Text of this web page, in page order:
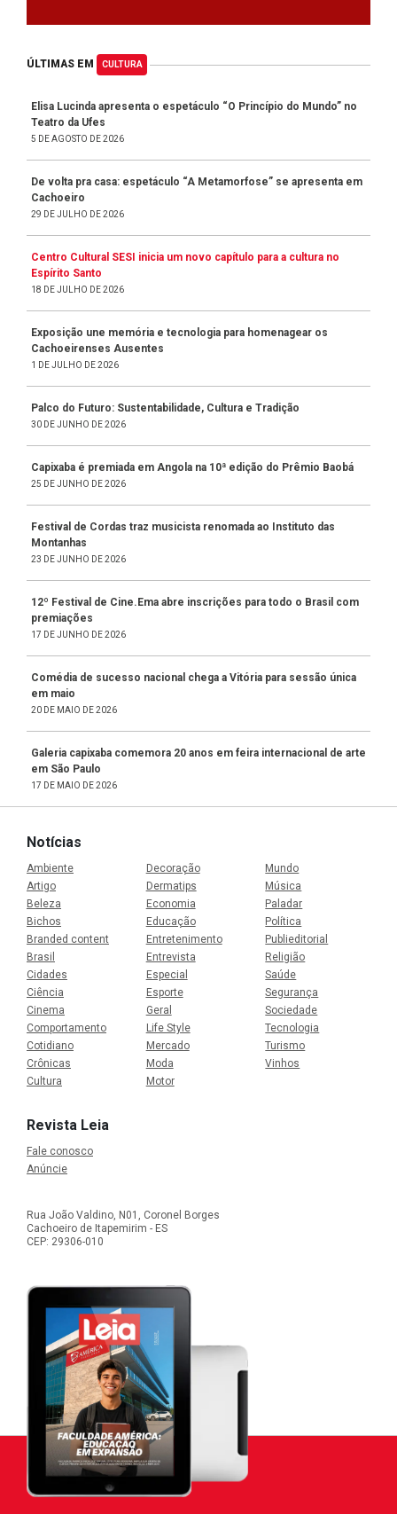
ÚLTIMAS EM CULTURA
Elisa Lucinda apresenta o espetáculo “O Princípio do Mundo” no
Teatro da Ufes
5 DE AGOSTO DE 2026
De volta pra casa: espetáculo “A Metamorfose” se apresenta em
Cachoeiro
29 DE JULHO DE 2026
Centro Cultural SESI inicia um novo capítulo para a cultura no
Espírito Santo
18 DE JULHO DE 2026
Exposição une memória e tecnologia para homenagear os
Cachoeirenses Ausentes
1 DE JULHO DE 2026
Palco do Futuro: Sustentabilidade, Cultura e Tradição
30 DE JUNHO DE 2026
Capixaba é premiada em Angola na 10ª edição do Prêmio Baobá
25 DE JUNHO DE 2026
Festival de Cordas traz musicista renomada ao Instituto das
Montanhas
23 DE JUNHO DE 2026
12º Festival de Cine.Ema abre inscrições para todo o Brasil com
premiações
17 DE JUNHO DE 2026
Comédia de sucesso nacional chega a Vitória para sessão única
em maio
20 DE MAIO DE 2026
Galeria capixaba comemora 20 anos em feira internacional de arte
em São Paulo
17 DE MAIO DE 2026
Notícias
Ambiente
Artigo
Beleza
Bichos
Branded content
Brasil
Cidades
Ciência
Cinema
Comportamento
Cotidiano
Crônicas
Cultura
Decoração
Dermatips
Economia
Educação
Entretenimento
Entrevista
Especial
Esporte
Geral
Life Style
Mercado
Moda
Motor
Mundo
Música
Paladar
Política
Publieditorial
Religião
Saúde
Segurança
Sociedade
Tecnologia
Turismo
Vinhos
Revista Leia
Fale conosco
Anúncie
Rua João Valdino, N01, Coronel Borges
Cachoeiro de Itapemirim - ES
CEP: 29306-010